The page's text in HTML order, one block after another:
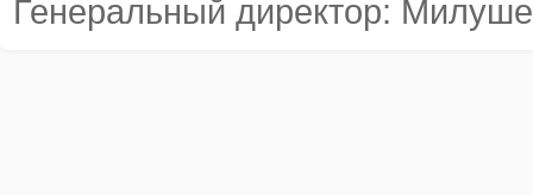
Генеральный директор: